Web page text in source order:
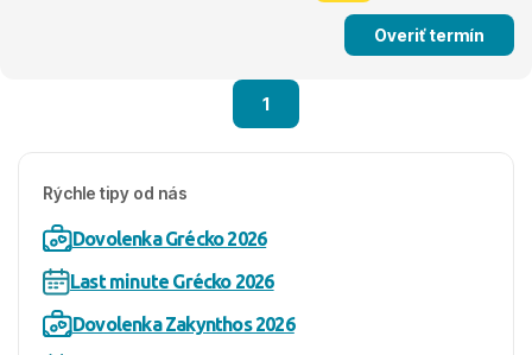
Overiť termín
1
Rýchle tipy od nás
Dovolenka Grécko 2026
Last minute Grécko 2026
Dovolenka Zakynthos 2026